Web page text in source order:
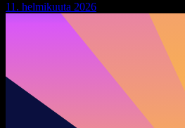
11. helmikuuta 2026